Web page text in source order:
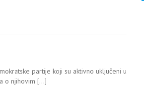
partije koji su aktivno uključeni u
o njihovim […]